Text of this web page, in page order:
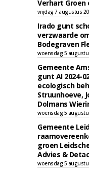
Verhart Groen
vrijdag 7 augustus
Irado gunt
verzwaarde
Bodegraven
woensdag 5
Gemeente
gunt AI 2024-
ecologisch
Struunhoeve,
Dolmans
woensdag 5
Gemeente
groen
Advies &
woensdag 5